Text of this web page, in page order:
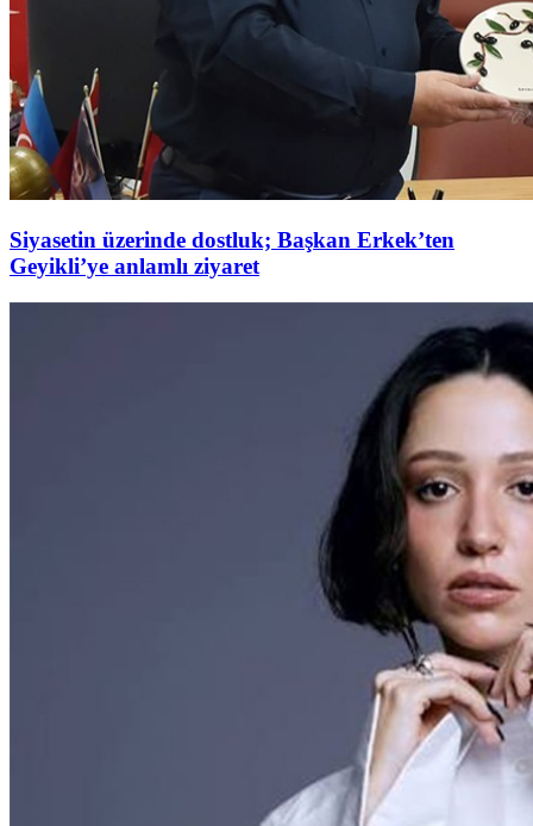
Siyasetin üzerinde dostluk; Başkan Erkek’ten
Geyikli’ye anlamlı ziyaret